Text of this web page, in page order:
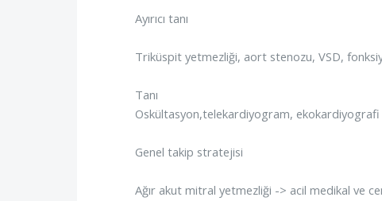
Ayırıcı tanı
Triküspit yetmezliği, aort stenozu, VSD,
Tanı
Oskültasyon,telekardiyogram, ekokardiyografi
Genel takip stratejisi
Ağır akut mitral yetmezliği -> acil medikal ve